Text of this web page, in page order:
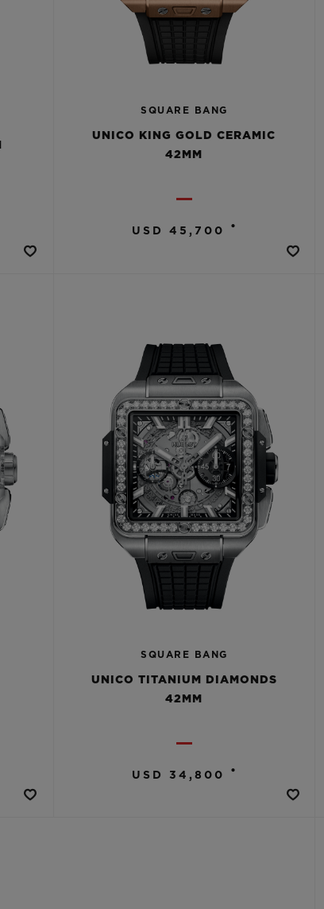
SQUARE BANG
UNICO KING GOLD CERAMIC
42MM
USD 45,700 •
SQUARE BANG
UNICO TITANIUM DIAMONDS
42MM
USD 34,800 •